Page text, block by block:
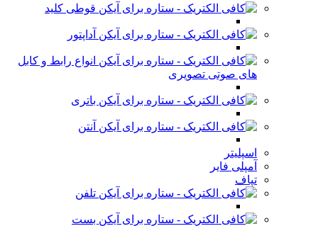
قوطی کلید
آداپتور
انواع رابط و کابل
های صوتی تصویری
باتری
آنتن
اسپلیتر
آمپلی فایر
تپاف
تلفن
بست